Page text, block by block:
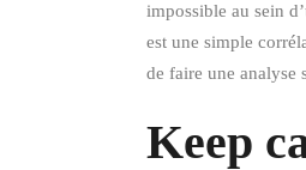
impossible au sein
est une simple
de faire une analyse
Keep